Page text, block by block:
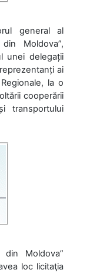
general al
Moldova”,
unei delegații
ai
la o
cooperării
transportului
Moldova”
loc licitaţia